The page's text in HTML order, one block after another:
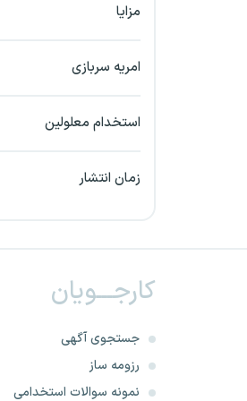
بندرعباس
خراسان شمالی
خرم آباد
خوزستان
مزایا
امریه سربازی
استخدام معلولین
زمان انتشار
کارجـــویان
جستجوی آگهی
رزومه ساز
نمونه سوالات استخدامی